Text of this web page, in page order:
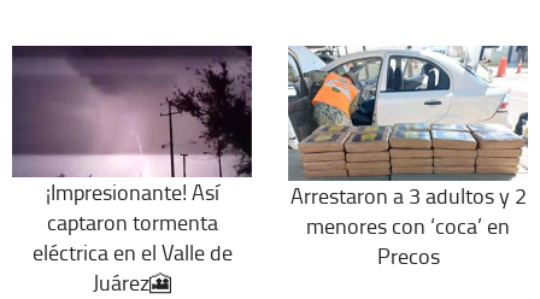
¡Impresionante! Así
captaron tormenta
eléctrica en el Valle de
Juárez🎦
Arrestaron a 3 adultos y 2
menores con ‘coca’ en
Precos